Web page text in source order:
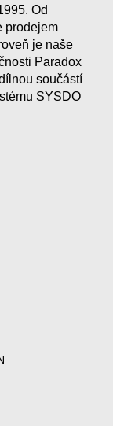
Od
prodejem
je naše
Paradox
součástí
SYSDO